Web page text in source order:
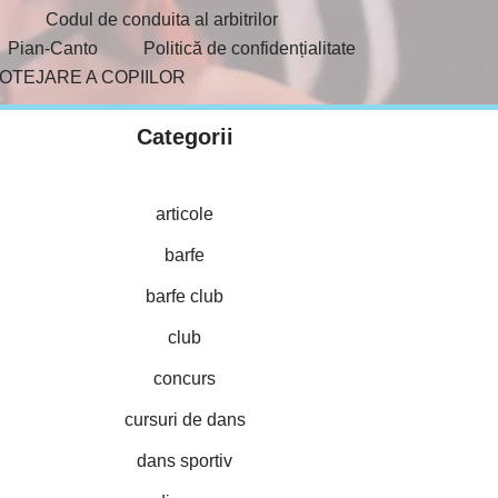
Codul de conduita al arbitrilor
Pian-Canto
Politică de confidențialitate
A COPIILOR
Categorii
articole
barfe
barfe club
club
concurs
cursuri de dans
dans sportiv